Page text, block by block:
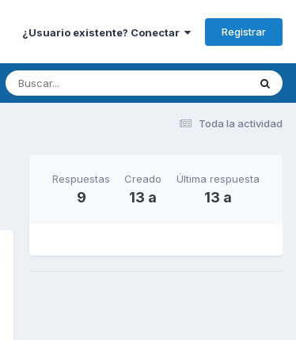
¿Usuario existente? Conectar Registrar
Toda la actividad
Respuestas
9
Creado
13 a
Última respuesta
13 a